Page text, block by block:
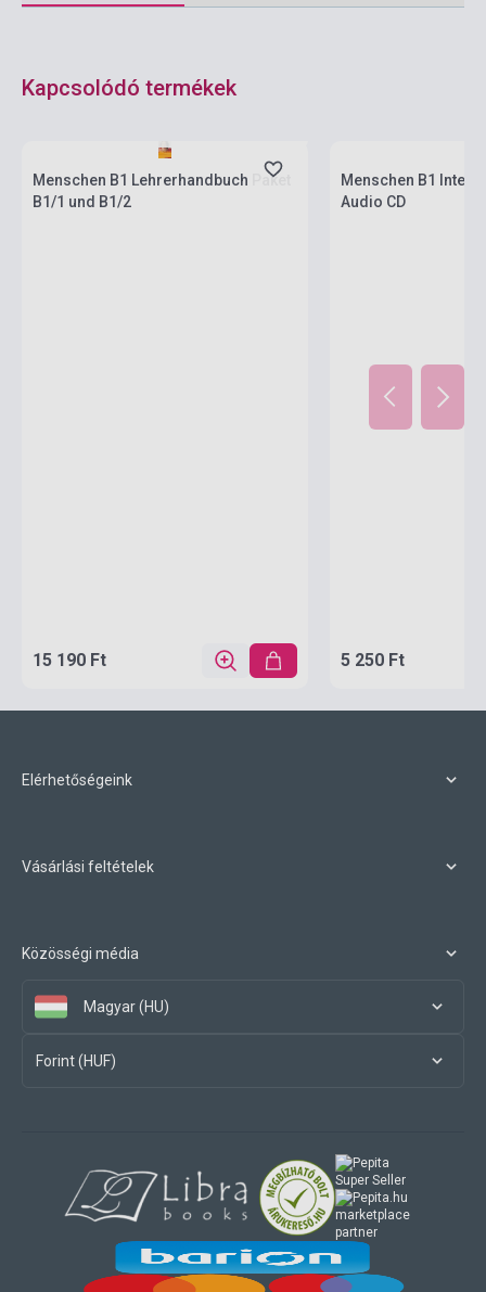
Kapcsolódó termékek
Menschen B1 Lehrerhandbuch Paket
B1/1 und B1/2
15 190 Ft
Menschen B1
Audio CD
5 250 Ft
Elérhetőségeink
Vásárlási feltételek
Közösségi média
Magyar (HU)
Forint (HUF)
marketplace
partner